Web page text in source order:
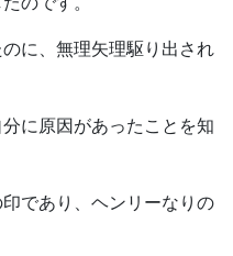
に、無理矢理駆り出され
に原因があったことを知
であり、ヘンリーなりの